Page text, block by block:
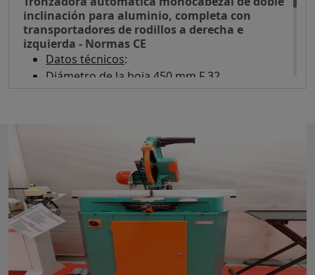
inclinación para aluminio, completa con
transportadores de rodillos a derecha e
izquierda - Normas CE
Datos técnicos:
Diámetro de la hoja 450 mm F 32
El bloqueo del perfil, la lubricación y el
avance de la hoja son neumáticos
Doble rotación de los cabezales a +/- 22,5°,
45° y 90 grados, obtenida mediante un
cilindro neumático
El avance de corte es regulable mediante
freno de aceite
Completa con base y 2 bancos laterales de 3